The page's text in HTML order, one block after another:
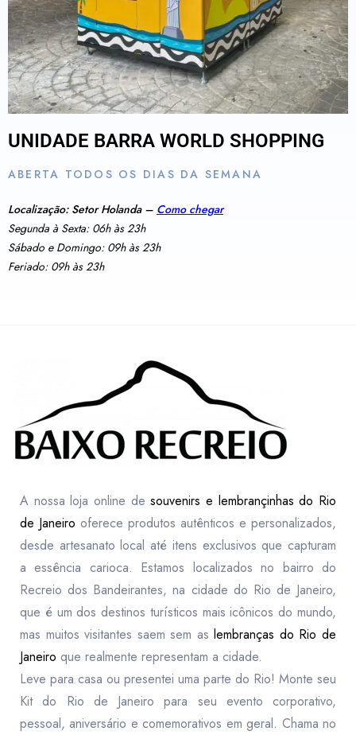
UNIDADE BARRA WORLD SHOPPING
ABERTA TODOS OS DIAS DA SEMANA
Localização: Setor Holanda – Como chegar
Segunda à Sexta: 06h às 23h
Sábado e Domingo: 09h às 23h
Feriado: 09h às 23h
A nossa loja online desouvenirs e lembrançinhas do Rio
de Janeiro oferece produtos autênticos e personalizados,
desde artesanato local até itens exclusivos que capturam
a essência carioca. Estamos localizados no bairro do
Recreio dos Bandeirantes, na cidade do Rio de Janeiro,
que é um dos destinos turísticos mais icônicos do mundo,
mas muitos visitantes saem sem aslembranças do Rio de
Janeiro que realmente representam a cidade.
Leve para casa ou presentei uma parte do Rio! Monte seu
Kit do Rio de Janeiro para seu evento corporativo,
pessoal, aniversário e comemorativos em geral. Chama no